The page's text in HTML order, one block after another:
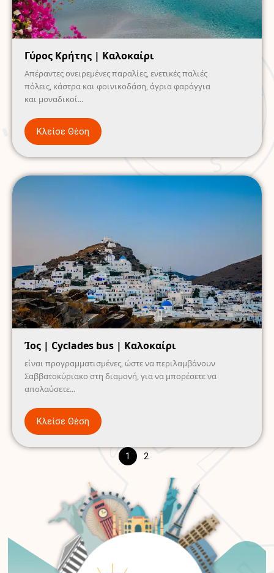
Γύρος Κρήτης | Καλοκαίρι
Απέραντες ονειρεμένες παραλίες, ενετικές παλιές
πόλεις, κάστρα και φοινικοδάση, άγρια φαράγγια
και μοναδικοί...
Κλείσε Θέση
Ίος | Cyclades bus | Καλοκαίρι
είναι προγραμματισμένες, ώστε να περιλαμβάνουν
Σαββατοκύριακο στη διαμονή, για να μπορέσετε να
απολαύσετε...
Κλείσε Θέση
1 2